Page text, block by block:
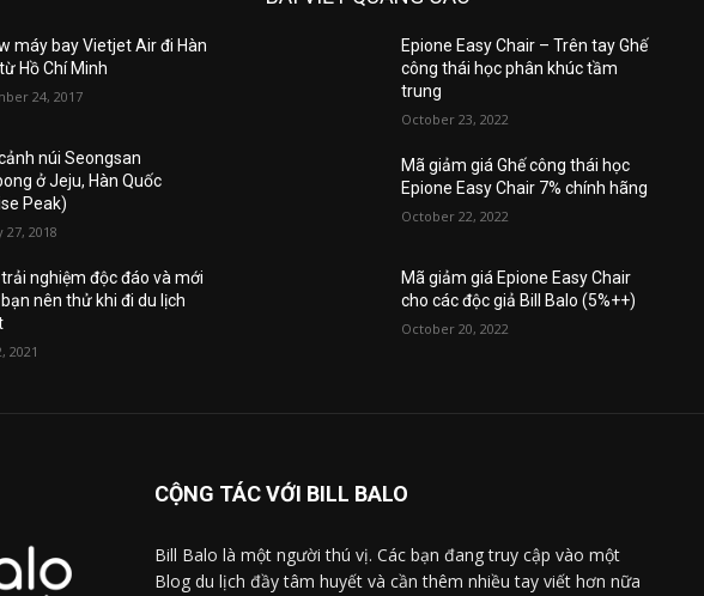
máy bay Vietjet Air đi Hàn
Hồ Chí Minh
24, 2017
núi Seongsan
ở Jeju, Hàn Quốc
Peak)
27, 2018
nghiệm độc đáo và mới
bạn nên thử khi đi du lịch
2021
Epione Easy Chair – Trên tay Ghế
công thái học phân khúc tầm
trung
October 23, 2022
Mã giảm giá Ghế công thái học
Epione Easy Chair 7% chính hãng
October 22, 2022
Mã giảm giá Epione Easy Chair
cho các độc giả Bill Balo (5%++)
October 20, 2022
CỘNG TÁC VỚI BILL BALO
Bill Balo là một người thú vị. Các bạn đang truy cập vào một
Blog du lịch đầy tâm huyết và cần thêm nhiều tay viết hơn nữa